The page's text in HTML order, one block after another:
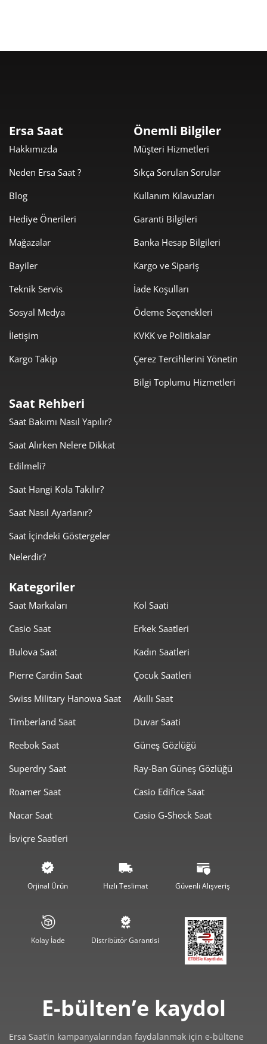
Ersa Saat
Hakkımızda
Neden Ersa Saat ?
Blog
Hediye Önerileri
Mağazalar
Bayiler
Teknik Servis
Sosyal Medya
İletişim
Kargo Takip
Önemli Bilgiler
Müşteri Hizmetleri
Sıkça Sorulan Sorular
Kullanım Kılavuzları
Garanti Bilgileri
Banka Hesap Bilgileri
Kargo ve Sipariş
İade Koşulları
Ödeme Seçenekleri
KVKK ve Politikalar
Çerez Tercihlerini Yönetin
Bilgi Toplumu Hizmetleri
Saat Rehberi
Saat Bakımı Nasıl Yapılır?
Saat Alırken Nelere Dikkat
Edilmeli?
Saat Hangi Kola Takılır?
Saat Nasıl Ayarlanır?
Saat İçindeki Göstergeler
Nelerdir?
Kategoriler
Saat Markaları
Casio Saat
Bulova Saat
Pierre Cardin Saat
Swiss Military Hanowa Saat
Timberland Saat
Reebok Saat
Superdry Saat
Roamer Saat
Nacar Saat
İsviçre Saatleri
Kol Saati
Erkek Saatleri
Kadın Saatleri
Çocuk Saatleri
Akıllı Saat
Duvar Saati
Güneş Gözlüğü
Ray-Ban Güneş Gözlüğü
Casio Edifice Saat
Casio G-Shock Saat
Orjinal Ürün Hızlı Teslimat Güvenli Alışveriş
Kolay İade Distribütör Garantisi
E-bülten’e kaydol
Ersa Saat’in kampanyalarından faydalanmak için e-bültene